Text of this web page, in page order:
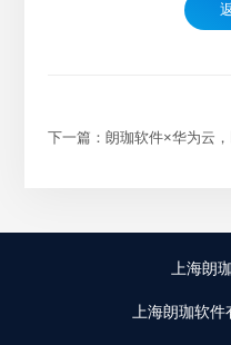
上海朗
上海朗珈软